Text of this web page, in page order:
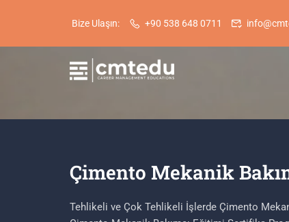
Bize Ulaşın: +90 538 648 0711
Çimento Mekanik
Tehlikeli ve Çok Tehlikeli İşlerde Çimento